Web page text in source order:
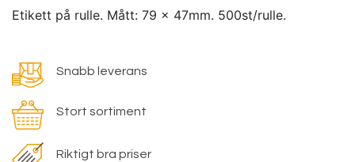
Etikett på rulle. Mått: 79 x 47mm. 500st/rulle.
Snabb leverans
Stort sortiment
Riktigt bra priser